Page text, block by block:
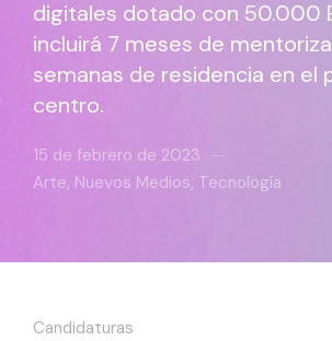
digitales dotado con 50.000
incluirá 7 meses de
semanas de residencia en el
centro.
15 de febrero de 2023
Arte, Nuevos Medios, Tecnología
Candidaturas